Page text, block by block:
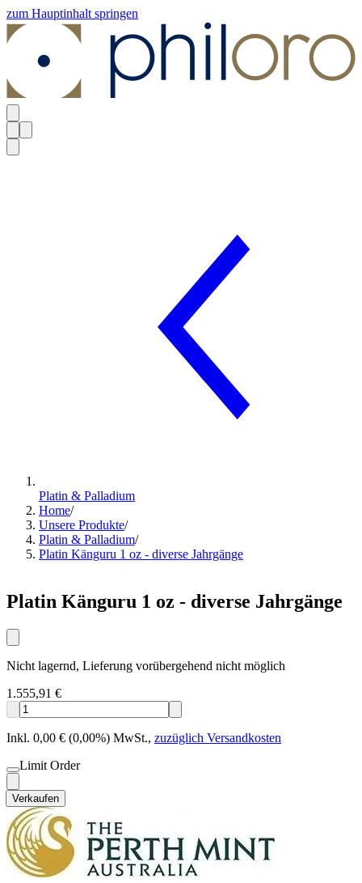
zum Hauptinhalt springen
Platin & Palladium
Home/
Unsere Produkte/
Platin & Palladium/
Platin Känguru 1 oz - diverse Jahrgänge
Platin Känguru 1 oz - diverse Jahrgänge
Nicht lagernd, Lieferung vorübergehend nicht möglich
1.555,91 €
Inkl. 0,00 € (0,00%) MwSt., zuzüglich Versandkosten
Limit Order
Verkaufen